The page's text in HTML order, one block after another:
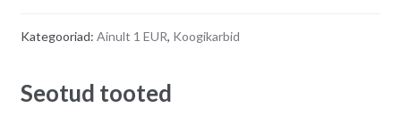
Kategooriad: Ainult 1 EUR, Koogikarbid
Seotud tooted